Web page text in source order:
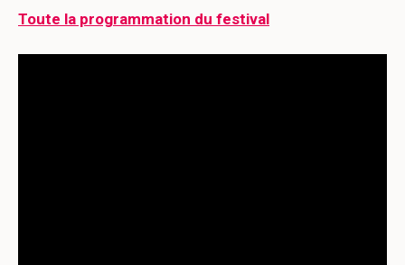
Toute la programmation du festival